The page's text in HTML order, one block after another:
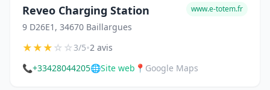
Reveo Charging Station
9 D26E1, 34670 Baillargues
www.e-totem.fr
★★★☆☆3/5•2 avis
📞+33428044205🌐Site web 📍 Google Maps